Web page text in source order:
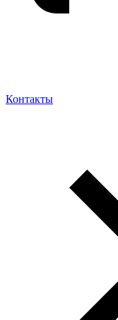
Контакты